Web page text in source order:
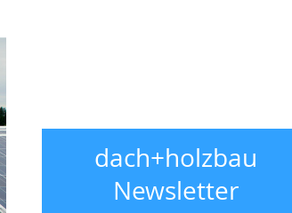
dach+holzbau
Newsletter